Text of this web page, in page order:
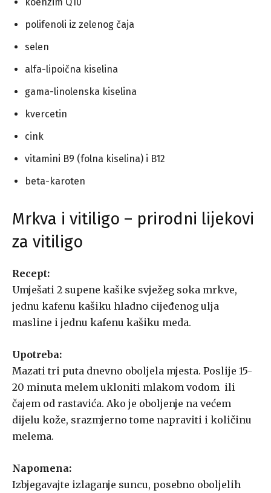
polifenoli iz zelenog čaja
selen
alfa-lipoična kiselina
gama-linolenska kiselina
kvercetin
cink
vitamini B9 (folna kiselina) i B12
beta-karoten
Mrkva i vitiligo – prirodni lijekovi
za vitiligo
Recept:
Umješati 2 supene kašike svježeg soka mrkve,
jednu kafenu kašiku hladno cijeđenog ulja
masline i jednu kafenu kašiku meda.
Upotreba:
Mazati tri puta dnevno oboljela mjesta. Poslije 15-
20 minuta melem ukloniti mlakom vodom ili
čajem od rastavića. Ako je oboljenje na većem
dijelu kože, srazmjerno tome napraviti i količinu
melema.
Napomena:
Izbjegavajte izlaganje suncu, posebno oboljelih